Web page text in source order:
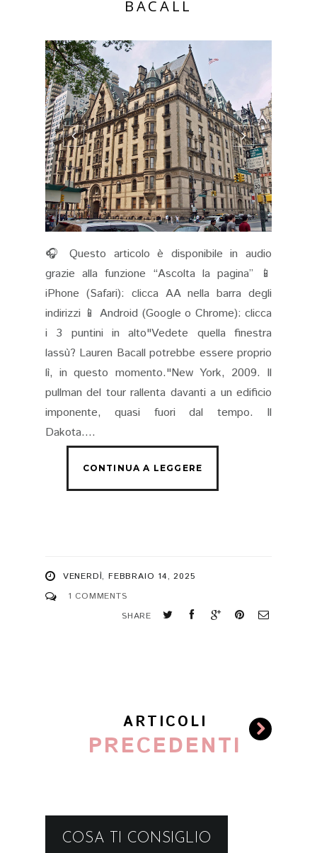
BACALL
🎧 Questo articolo è disponibile in audio
grazie alla funzione “Ascolta la pagina” 📱
iPhone (Safari): clicca AA nella barra degli
indirizzi 📱 Android (Google o Chrome): clicca
i 3 puntini in alto"Vedete quella finestra
lassù? Lauren Bacall potrebbe essere proprio
lì, in questo momento."New York, 2009. Il
pullman del tour rallenta davanti a un edificio
imponente, quasi fuori dal tempo. Il
Dakota....
VENERDÌ, FEBBRAIO 14, 2025
1 COMMENTS
SHARE
ARTICOLI
PRECEDENTI
COSA TI CONSIGLIO